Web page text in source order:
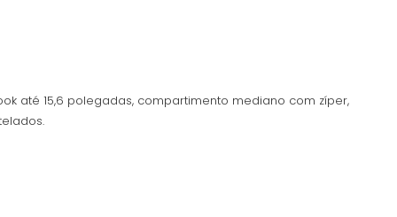
até 15,6 polegadas, compartimento mediano com zíper,